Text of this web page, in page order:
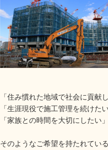
「住み慣れた地域で社会に貢献し
「生涯現役で施工管理を続けたい
「家族との時間を大切にしたい」
そのようなご希望を持たれてい